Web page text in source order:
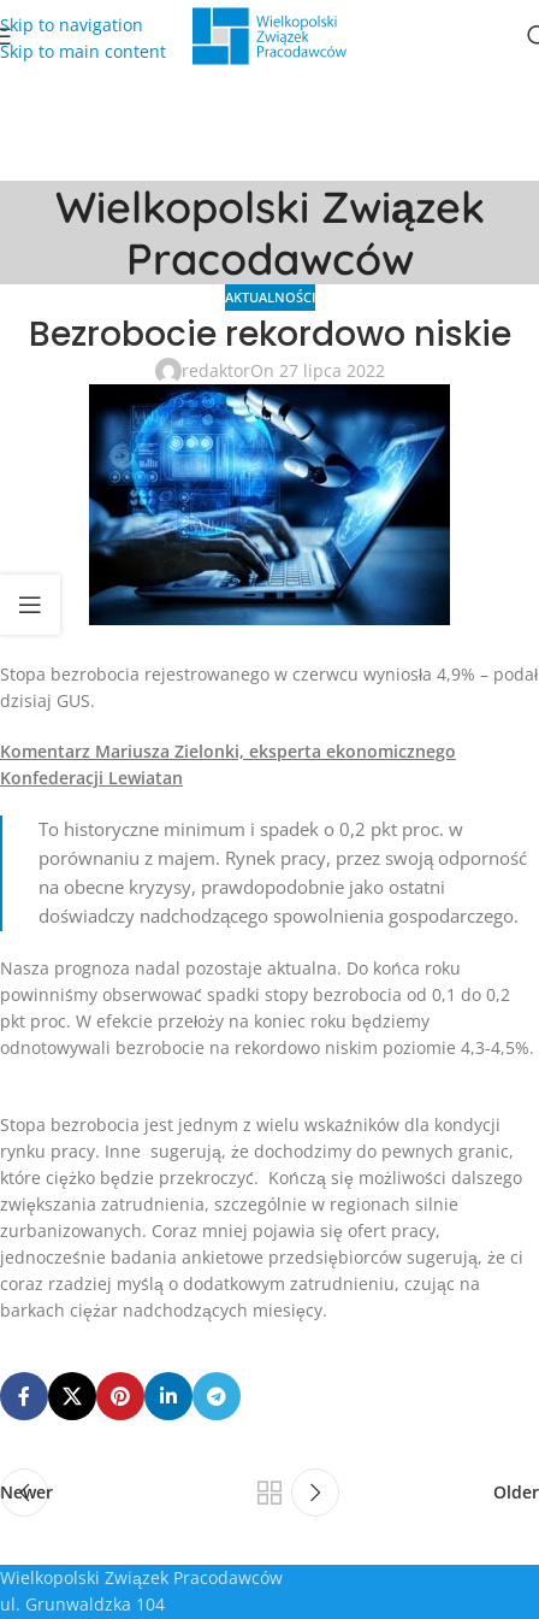
Skip to navigation
Skip to main content
Wielkopolski Związek
Pracodawców
AKTUALNOŚCI
Bezrobocie rekordowo niskie
redaktorOn 27 lipca 2022
Stopa bezrobocia rejestrowanego w czerwcu wyniosła 4,9% – podał
dzisiaj GUS.
Komentarz Mariusza Zielonki, eksperta ekonomicznego
Konfederacji Lewiatan
To historyczne minimum i spadek o 0,2 pkt proc. w
porównaniu z majem. Rynek pracy, przez swoją odporność
na obecne kryzysy, prawdopodobnie jako ostatni
doświadczy nadchodzącego spowolnienia gospodarczego.
Nasza prognoza nadal pozostaje aktualna. Do końca roku
powinniśmy obserwować spadki stopy bezrobocia od 0,1 do 0,2
pkt proc. W efekcie przełoży na koniec roku będziemy
odnotowywali bezrobocie na rekordowo niskim poziomie 4,3-4,5%.
Stopa bezrobocia jest jednym z wielu wskaźników dla kondycji
rynku pracy. Inne sugerują, że dochodzimy do pewnych granic,
które ciężko będzie przekroczyć. Kończą się możliwości dalszego
zwiększania zatrudnienia, szczególnie w regionach silnie
zurbanizowanych. Coraz mniej pojawia się ofert pracy,
jednocześnie badania ankietowe przedsiębiorców sugerują, że ci
coraz rzadziej myślą o dodatkowym zatrudnieniu, czując na
barkach ciężar nadchodzących miesięcy.
Newer Older
Wielkopolski Związek Pracodawców
ul. Grunwaldzka 104